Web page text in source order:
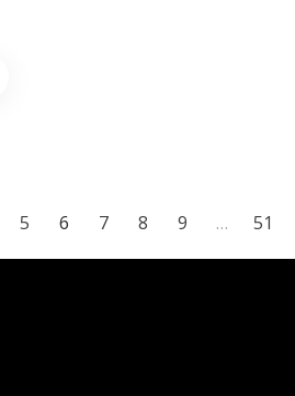
5 6 7 8 9 … 51